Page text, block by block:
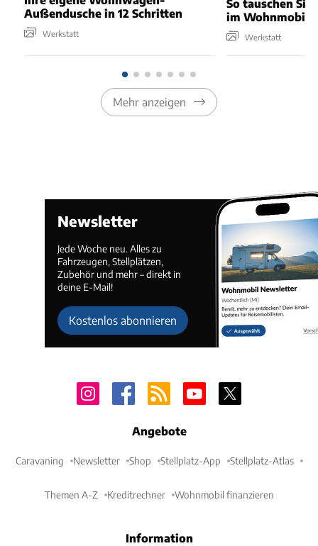
Außendusche in 12 Schritten
Werkstatt
So tauschen
im Wohnmobil
Werkstatt
Mehr anzeigen
Newsletter
Jede Woche neu. Alles zu
Fahrzeugen, Stellplätzen,
Zubehör und mehr – direkt in
deine E-Mail!
Kostenlos abonnieren
Angebote
Caravaning Newsletter Shop Stellplatz-App Stellplatz-Atlas
Themen A-Z Kreditrechner Wohnmobil finanzieren
Information